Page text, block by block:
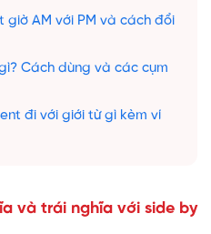
giờ AM với PM và cách đổi
Cách dùng và các cụm
đi với giới từ gì kèm ví
và trái nghĩa với side by